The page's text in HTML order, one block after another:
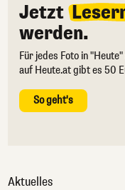
Jetzt
werden.
Für jedes Foto in
auf Heute.at gibt es 50
So geht's
Aktuelles